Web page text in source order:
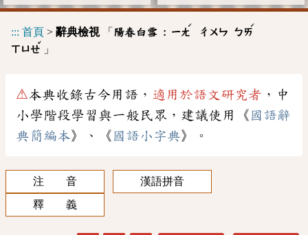
::: 首頁 > 辭典檢視「 陽春白雪 : ㄧㄤ
ˊ
ㄔㄨㄣ ㄅㄞ
ˊ
ㄒㄩㄝ
ˇ
」
⚠本典收錄古今用語， 適用於語文研究者 ，中
小學階段學習與一般民眾，建議使用《 國語辭
典簡編本》、《 國語小字典》。
注 音
漢語拼音
釋 義